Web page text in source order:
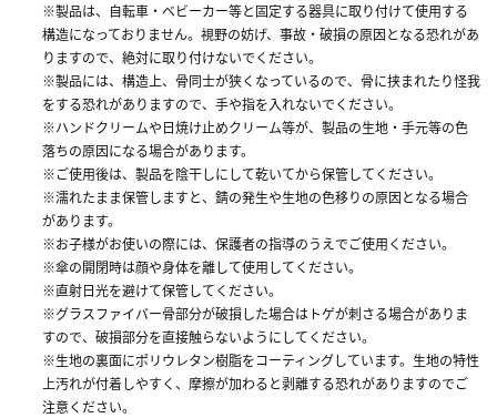
※製品は、自転車・ベビーカー等と固定する器具に取り付けて使用する
構造になっておりません。視野の妨げ、事故・破損の原因となる恐れがあ
りますので、絶対に取り付けないでください。
※製品には、構造上、骨同士が狭くなっているので、骨に挟まれたり怪我
をする恐れがありますので、手や指を入れないでください。
※ハンドクリームや日焼け止めクリーム等が、製品の生地・手元等の色
落ちの原因になる場合があります。
※ご使用後は、製品を陰干しにして乾いてから保管してください。
※濡れたまま保管しますと、錆の発生や生地の色移りの原因となる場合
があります。
※お子様がお使いの際には、保護者の指導のうえでご使用ください。
※傘の開閉時は顔や身体を離して使用してください。
※直射日光を避けて保管してください。
※グラスファイバー骨部分が破損した場合はトゲが刺さる場合がありま
すので、破損部分を直接触らないようにしてください。
※生地の裏面にポリウレタン樹脂をコーティングしています。生地の特性
上汚れが付着しやすく、摩擦が加わると剥離する恐れがありますのでご
注意ください。